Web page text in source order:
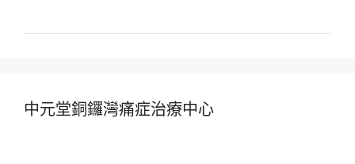
中元堂銅鑼灣痛症治療中心